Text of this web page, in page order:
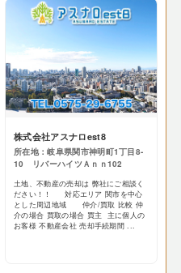
株式会社アスナロest8
所在地：岐阜県関市神明町1丁目8-
10 リバーハイツＡｎｎ102
土地、不動産の売却は 弊社にご相談く
ださい！！ 対応エリア 関市を中心
とした周辺地域 仲介/買取 比較 仲
介の場合 買取の場合 買主 主に個人の
お客様 不動産会社 売却手続期間 ...